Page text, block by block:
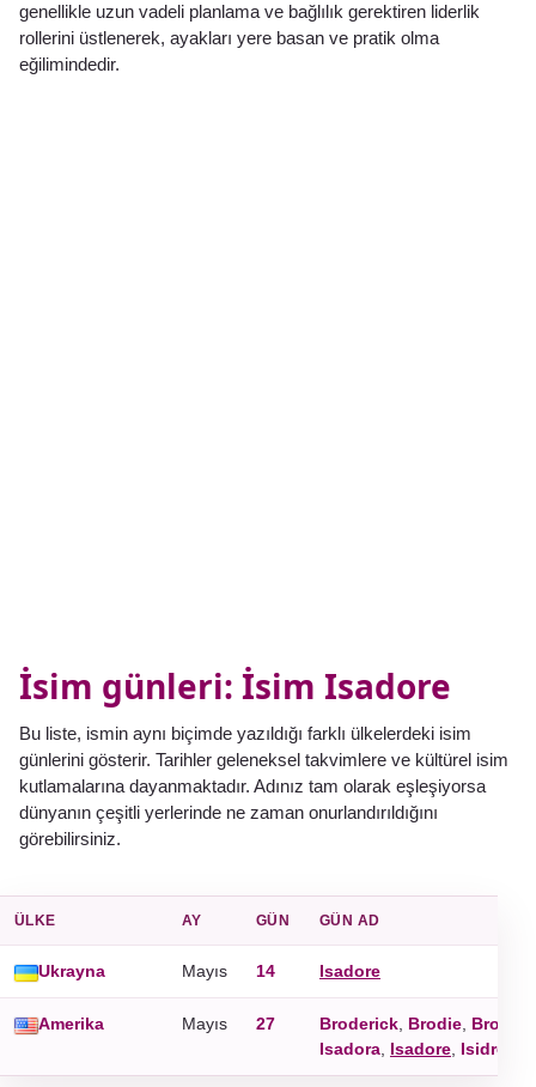
genellikle uzun vadeli planlama ve bağlılık gerektiren liderlik
rollerini üstlenerek, ayakları yere basan ve pratik olma
eğilimindedir.
İsim günleri: İsim Isadore
Bu liste, ismin aynı biçimde yazıldığı farklı ülkelerdeki isim
günlerini gösterir. Tarihler geleneksel takvimlere ve kültürel isim
kutlamalarına dayanmaktadır. Adınız tam olarak eşleşiyorsa
dünyanın çeşitli yerlerinde ne zaman onurlandırıldığını
görebilirsiniz.
ÜLKE AY GÜN GÜN AD
Ukrayna Mayıs 14 Isadore
Amerika Mayıs 27 Broderick, Brodie, Brody
Isadora, Isadore, Isidro